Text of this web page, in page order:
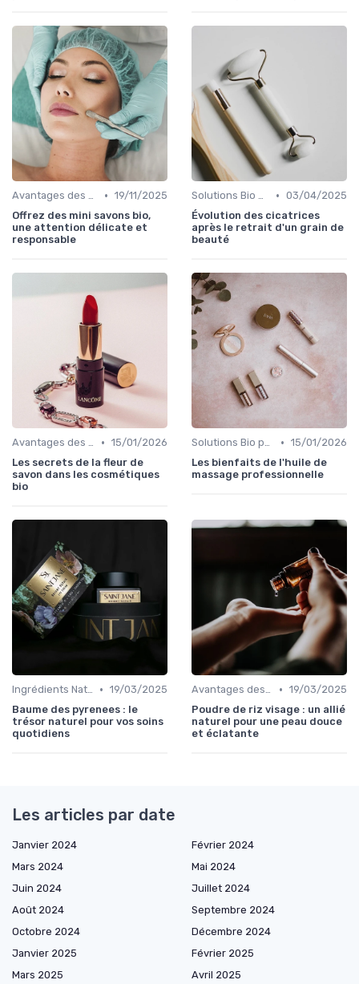
Avantages des Cosmétiques Bio • 19/11/2025
Offrez des mini savons bio,
une attention délicate et
responsable
Solutions Bio pour Problèmes de Peau • 03/04/2025
Évolution des cicatrices
après le retrait d'un grain de
beauté
Avantages des Cosmétiques Bio • 15/01/2026
Les secrets de la fleur de
savon dans les cosmétiques
bio
Solutions Bio pour Problèmes de Peau • 15/01/2026
Les bienfaits de l'huile de
massage professionnelle
Ingrédients Naturels et Leurs Propriétés • 19/03/2025
Baume des pyrenees : le
trésor naturel pour vos soins
quotidiens
Avantages des Cosmétiques Bio • 19/03/2025
Poudre de riz visage : un allié
naturel pour une peau douce
et éclatante
Les articles par date
Janvier 2024
Février 2024
Mars 2024
Mai 2024
Juin 2024
Juillet 2024
Août 2024
Septembre 2024
Octobre 2024
Décembre 2024
Janvier 2025
Février 2025
Mars 2025
Avril 2025